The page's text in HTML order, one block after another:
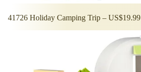
41726 Holiday Camping Trip – US$19.99